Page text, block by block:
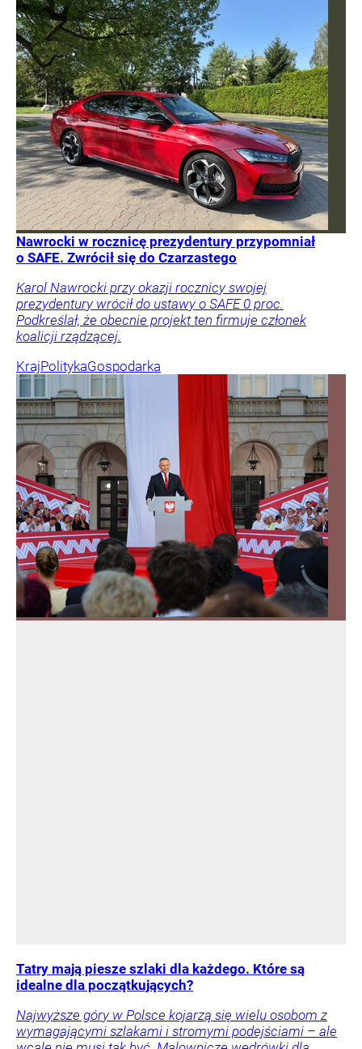
Nawrocki w rocznicę prezydentury przypomniał
o SAFE. Zwrócił się do Czarzastego
Karol Nawrocki przy okazji rocznicy swojej
prezydentury wrócił do ustawy o SAFE 0 proc.
Podkreślał, że obecnie projekt ten firmuje członek
koalicji rządzącej.
KrajPolitykaGospodarka
Tatry mają piesze szlaki dla każdego. Które są
idealne dla początkujących?
Najwyższe góry w Polsce kojarzą się wielu osobom z
wymagającymi szlakami i stromymi podejściami – ale